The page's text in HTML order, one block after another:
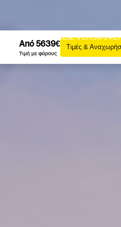
ΕΚΔΟΣΕΙΣ VERSUS
ΕΜΠΕΙΡΙΕΣ VERSUS
Από 5639€
Τιμή με φόρους
Τιμές &